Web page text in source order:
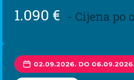
1.090 € - Cijena po
02.09.2026. DO 06.09.2026.